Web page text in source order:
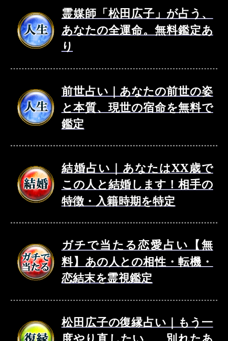
霊媒師「松田広子」が占う、
あなたの全運命。無料鑑定あ
り
前世占い｜あなたの前世の姿
と本質、現世の宿命を無料で
鑑定
結婚占い｜あなたはXX歳で
この人と結婚します！相手の
特徴・入籍時期を特定
ガチで当たる恋愛占い【無
料】あの人との相性・転機・
恋結末を霊視鑑定
松田広子の復縁占い｜もう一